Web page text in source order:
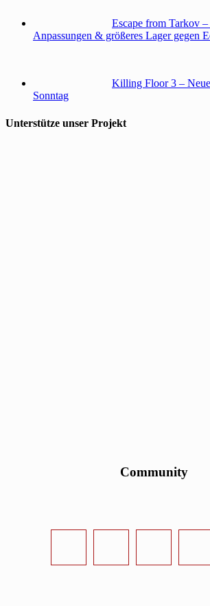
Escape from Tarkov
Anpassungen & größeres Lager gegen
Killing Floor 3 –
Sonntag
Unterstütze unser Projekt
Community